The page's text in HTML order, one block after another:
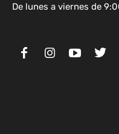
De lunes a viernes de